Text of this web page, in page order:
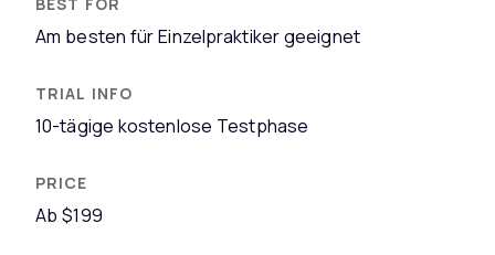
Am besten für Einzelpraktiker geeignet
10-tägige kostenlose Testphase
Ab $199